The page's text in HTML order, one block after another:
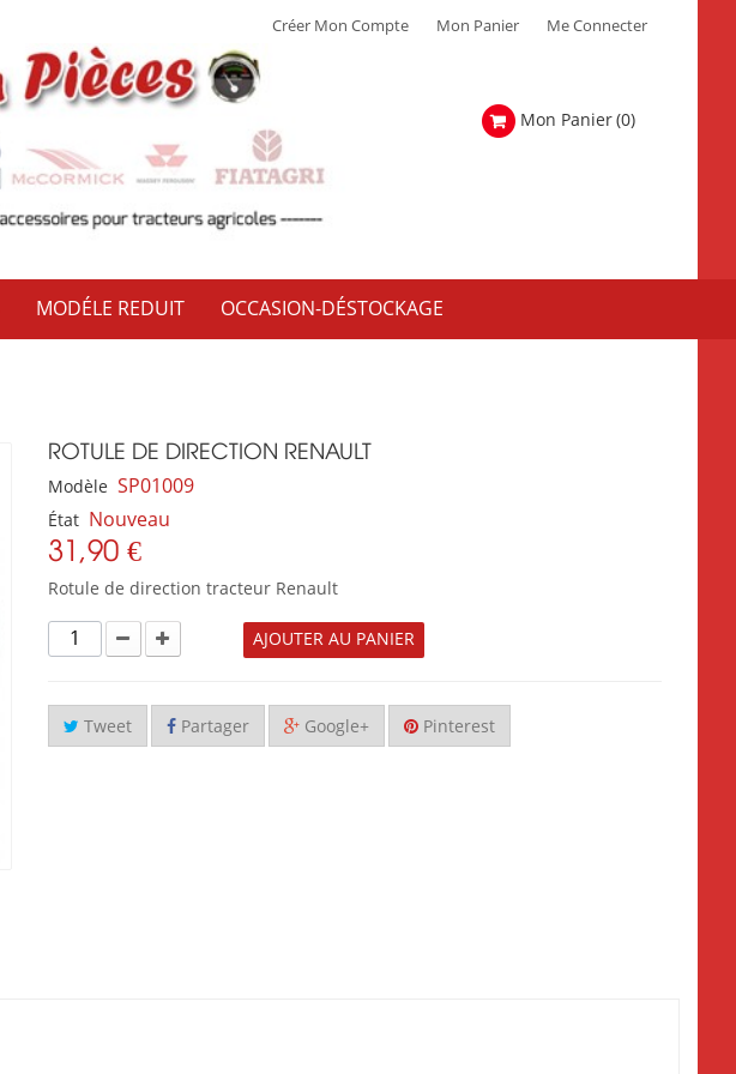
Créer Mon Compte Mon Panier Me Connecter
Mon Panier(0)
MODÉLE REDUIT OCCASION-DÉSTOCKAGE
ROTULE DE DIRECTION RENAULT
Modèle SP01009
État Nouveau
31,90 €
Rotule de direction tracteur Renault
AJOUTER AU PANIER
Tweet Partager Google+ Pinterest